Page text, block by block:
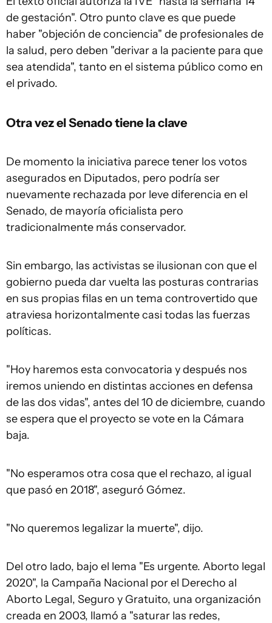
de gestación". Otro punto clave es que puede
haber "objeción de conciencia" de profesionales de
la salud, pero deben "derivar a la paciente para que
sea atendida", tanto en el sistema público como en
el privado.
Otra vez el Senado tiene la clave
De momento la iniciativa parece tener los votos
asegurados en Diputados, pero podría ser
nuevamente rechazada por leve diferencia en el
Senado, de mayoría oficialista pero
tradicionalmente más conservador.
Sin embargo, las activistas se ilusionan con que el
gobierno pueda dar vuelta las posturas contrarias
en sus propias filas en un tema controvertido que
atraviesa horizontalmente casi todas las fuerzas
políticas.
"Hoy haremos esta convocatoria y después nos
iremos uniendo en distintas acciones en defensa
de las dos vidas", antes del 10 de diciembre, cuando
se espera que el proyecto se vote en la Cámara
baja.
"No esperamos otra cosa que el rechazo, al igual
que pasó en 2018", aseguró Gómez.
"No queremos legalizar la muerte", dijo.
Del otro lado, bajo el lema "Es urgente. Aborto legal
2020", la Campaña Nacional por el Derecho al
Aborto Legal, Seguro y Gratuito, una organización
creada en 2003, llamó a "saturar las redes,